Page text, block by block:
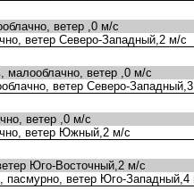
ветер ,0 м/с
ветер Северо-Западный,2 м/с
ветер ,0 м/с
ветер Северо-
ветер ,0 м/с
ветер Южный,2 м/с
Юго-Восточный,2 м/с
ветер Юго-Западный,4